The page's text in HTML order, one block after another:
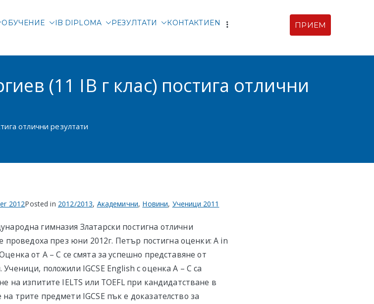
в София
ОБУЧЕНИЕ IB DIPLOMA РЕЗУЛТАТИ КОНТАКТИEN ПРИЕМ
(11 IB г клас) постига отлични
отлични резултати
2012Posted in 2012/2013, Академични, Новини, Ученици 2011
гимназия Златарски постигна отлични
проведоха през юни 2012г. Петър постигна оценки: A in
от А – С се смята за успешно представяне от
положили IGCSE English с оценка А – C са
на изпитите IELTS или TOEFL при кандидатстване в
трите предмети IGCSE пък е доказателство за